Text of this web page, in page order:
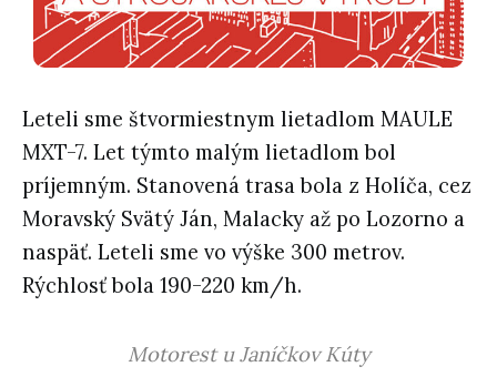
Leteli sme štvormiestnym lietadlom MAULE
MXT-7. Let týmto malým lietadlom bol
príjemným. Stanovená trasa bola z Holíča, cez
Moravský Svätý Ján, Malacky až po Lozorno a
naspäť. Leteli sme vo výške 300 metrov.
Rýchlosť bola 190-220 km/h.
Motorest u Janíčkov Kúty